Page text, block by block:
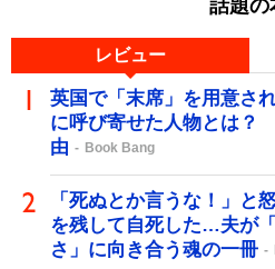
話題の
レビュー
英国で「末席」を用意さ
に呼び寄せた人物とは？
由
Book Bang
「死ぬとか言うな！」と
を残して自死した…夫が
さ」に向き合う魂の一冊